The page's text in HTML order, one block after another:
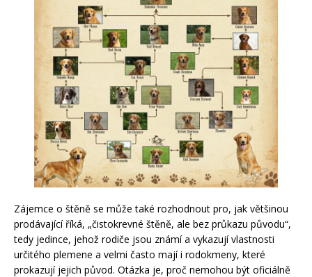
Zájemce o štěně se může také rozhodnout pro, jak většinou
prodávající říká, „čistokrevné štěně, ale bez průkazu původu“,
tedy jedince, jehož rodiče jsou známí a vykazují vlastnosti
určitého plemene a velmi často mají i rodokmeny, které
prokazují jejich původ. Otázka je, proč nemohou být oficiálně